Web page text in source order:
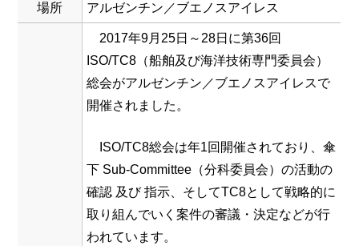
場所 アルゼンチン／ブエノスアイレス
2017年9月25日～28日に第36回
ISO/TC8（船舶及び海洋技術専門委員会）
総会がアルゼンチン／ブエノスアイレスで
開催されました。
ISO/TC8総会は年1回開催されており、傘
下 Sub-Committee（分科委員会）の活動の
確認 及び 指示、そしてTC8として戦略的に
取り組んでいく案件の審議・決定などが行
われています。